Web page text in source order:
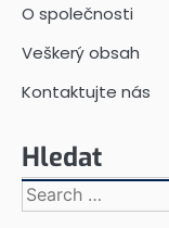
O společnosti
Veškerý obsah
Kontaktujte nás
Hledat
Search
for: